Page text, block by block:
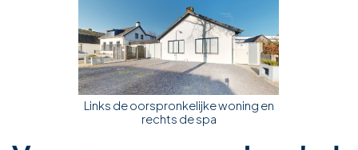
Links de oorspronkelijke woning en
rechts de spa